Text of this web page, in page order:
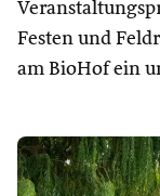
Festen und
am BioHof ein